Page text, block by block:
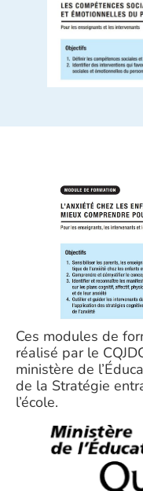
Ces modules de
réalisé par le
ministère de
de la Stratégie
l’école.